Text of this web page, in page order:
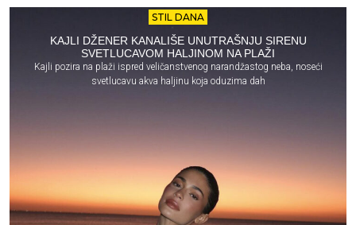
STIL DANA
KAJLI DŽENER KANALIŠE UNUTRAŠNJU SIRENU
SVETLUCAVOM HALJINOM NA PLAŽI
Kajli pozira na plaži ispred veličanstvenog narandžastog neba, noseći
svetlucavu akva haljinu koja oduzima dah